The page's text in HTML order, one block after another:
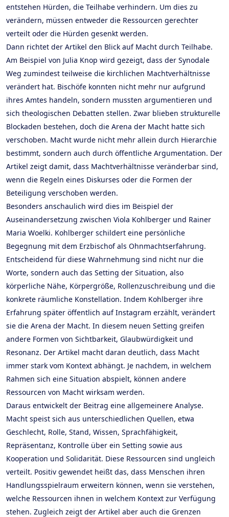
entstehen Hürden, die Teilhabe verhindern. Um dies zu
verändern, müssen entweder die Ressourcen gerechter
verteilt oder die Hürden gesenkt werden.
Dann richtet der Artikel den Blick auf Macht durch Teilhabe.
Am Beispiel von Julia Knop wird gezeigt, dass der Synodale
Weg zumindest teilweise die kirchlichen Machtverhältnisse
verändert hat. Bischöfe konnten nicht mehr nur aufgrund
ihres Amtes handeln, sondern mussten argumentieren und
sich theologischen Debatten stellen. Zwar blieben strukturelle
Blockaden bestehen, doch die Arena der Macht hatte sich
verschoben. Macht wurde nicht mehr allein durch Hierarchie
bestimmt, sondern auch durch öffentliche Argumentation. Der
Artikel zeigt damit, dass Machtverhältnisse veränderbar sind,
wenn die Regeln eines Diskurses oder die Formen der
Beteiligung verschoben werden.
Besonders anschaulich wird dies im Beispiel der
Auseinandersetzung zwischen Viola Kohlberger und Rainer
Maria Woelki. Kohlberger schildert eine persönliche
Begegnung mit dem Erzbischof als Ohnmachtserfahrung.
Entscheidend für diese Wahrnehmung sind nicht nur die
Worte, sondern auch das Setting der Situation, also
körperliche Nähe, Körpergröße, Rollenzuschreibung und die
konkrete räumliche Konstellation. Indem Kohlberger ihre
Erfahrung später öffentlich auf Instagram erzählt, verändert
sie die Arena der Macht. In diesem neuen Setting greifen
andere Formen von Sichtbarkeit, Glaubwürdigkeit und
Resonanz. Der Artikel macht daran deutlich, dass Macht
immer stark vom Kontext abhängt. Je nachdem, in welchem
Rahmen sich eine Situation abspielt, können andere
Ressourcen von Macht wirksam werden.
Daraus entwickelt der Beitrag eine allgemeinere Analyse.
Macht speist sich aus unterschiedlichen Quellen, etwa
Geschlecht, Rolle, Stand, Wissen, Sprachfähigkeit,
Repräsentanz, Kontrolle über ein Setting sowie aus
Kooperation und Solidarität. Diese Ressourcen sind ungleich
verteilt. Positiv gewendet heißt das, dass Menschen ihren
Handlungsspielraum erweitern können, wenn sie verstehen,
welche Ressourcen ihnen in welchem Kontext zur Verfügung
stehen. Zugleich zeigt der Artikel aber auch die Grenzen